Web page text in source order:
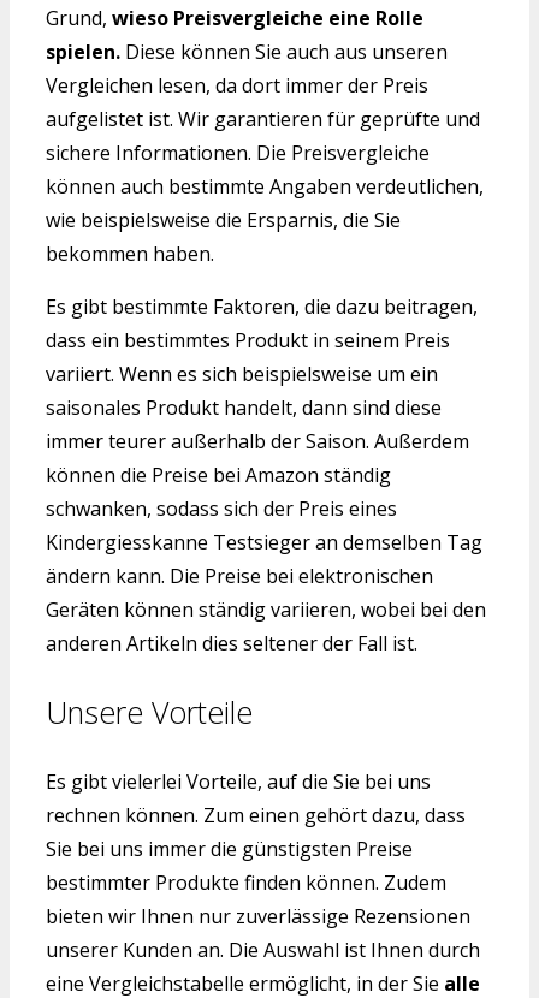
Grund, wieso Preisvergleiche eine Rolle
spielen. Diese können Sie auch aus unseren
Vergleichen lesen, da dort immer der Preis
aufgelistet ist. Wir garantieren für geprüfte und
sichere Informationen. Die Preisvergleiche
können auch bestimmte Angaben verdeutlichen,
wie beispielsweise die Ersparnis, die Sie
bekommen haben.
Es gibt bestimmte Faktoren, die dazu beitragen,
dass ein bestimmtes Produkt in seinem Preis
variiert. Wenn es sich beispielsweise um ein
saisonales Produkt handelt, dann sind diese
immer teurer außerhalb der Saison. Außerdem
können die Preise bei Amazon ständig
schwanken, sodass sich der Preis eines
Kindergiesskanne Testsieger an demselben Tag
ändern kann. Die Preise bei elektronischen
Geräten können ständig variieren, wobei bei den
anderen Artikeln dies seltener der Fall ist.
Unsere Vorteile
Es gibt vielerlei Vorteile, auf die Sie bei uns
rechnen können. Zum einen gehört dazu, dass
Sie bei uns immer die günstigsten Preise
bestimmter Produkte finden können. Zudem
bieten wir Ihnen nur zuverlässige Rezensionen
unserer Kunden an. Die Auswahl ist Ihnen durch
eine Vergleichstabelle ermöglicht, in der Sie alle